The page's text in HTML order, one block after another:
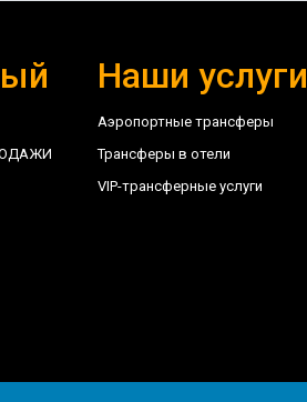
Наши услуги
Аэропортные трансферы
Трансферы в отели
VIP-трансферные услуги